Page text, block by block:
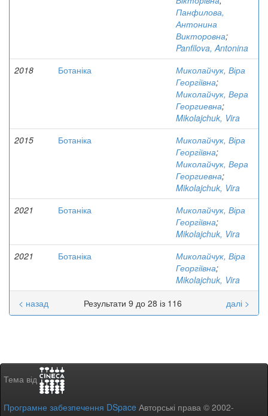
Панфилова,
Антонина
Викторовна;
Panfilova, Antonina
2018
Ботаніка
Миколайчук, Віра
Георгіївна;
Миколайчук, Вера
Георгиевна;
Mikolajchuk, Vira
2015
Ботаніка
Миколайчук, Віра
Георгіївна;
Миколайчук, Вера
Георгиевна;
Mikolajchuk, Vira
2021
Ботаніка
Миколайчук, Віра
Георгіївна;
Mikolajchuk, Vira
2021
Ботаніка
Миколайчук, Віра
Георгіївна;
Mikolajchuk, Vira
Результати 9 до 28 із 116
< назад далі >
Тема від
Програмне забезпечення DSpace Авторські права © 2002-